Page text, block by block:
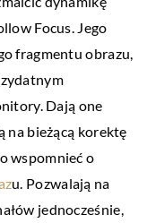
Focus. Jego
fragmentu obrazu,
Dają one
na bieżącą korektę
wspomnieć o
u. Pozwalają na
jednocześnie,